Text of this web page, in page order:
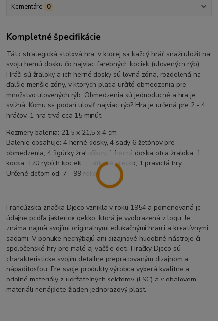
Komentáre 0
Kompletné špecifikácie
Táto strategická stolová hra, v ktorej sa každý hráč snaží uložiť na
svoju hernú dosku čo najviac farebných kociek (ulovených rýb).
Hráči sú žraloky a ich herné dosky sú lovná zóna, rozdelená na
ďalšie menšie zóny, v ktorých platia určité obmedzenia pre
množstvo ulovených rýb. Obmedzenia sú jednoduché a hra je
svižná. Komu sa podarí uloviť najviac rýb? Hra je určená pre 2 - 4
hráčov, 1 hra trvá cca 15 minút.
Rozmery balenia: 21,5 x 21,5 x 4 cm
Balenie obsahuje: 4 herné dosky, 4 sady 6 žetónov pre
obmedzenia, 4 figúrky žraločíkov, 1 herná doska otca žraloka, 1
kocka, 120 rybích kociek, 1 látkové vrecko, 1 pravidlá hry
Určené deťom od: 7 - 99 rokov
Francúzska značka Djeco vznikla v roku 1954 a pomenovaná je
údajne podľa jašterice gekko, ktorá je vyobrazená v logu. Je
známa najmä svojími originálnymi edukačnými hrami a kreatívnymi
sadami. V ponuke nechýbajú ani dizajnové hudobné nástroje či
spoločenské hry pre malé aj väčšie deti. Hračky Djeco sú
charakteristické svojím detailne prepracovaným dizajnom a
nápaditosťou. Pre svoje produkty výrobca vyberá kvalitné a
odolné materiály z udržateľných sektorov (FSC) a v obalovom
materiáli nenájdete žiaden jednorazový plast.